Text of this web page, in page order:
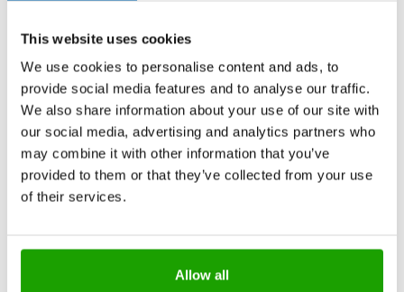
This website uses cookies
We use cookies to personalise content and ads, to
provide social media features and to analyse our traffic.
We also share information about your use of our site with
our social media, advertising and analytics partners who
may combine it with other information that you’ve
provided to them or that they’ve collected from your use
of their services.
Allow all
Mit der Verarbeitung meiner angegebenen Daten zum
Zweck der Bearbeitung meiner Anfrage bin ich
einverstanden. Mir ist bekannt, dass ich diese Einwilligung
jederzeit ohne Angabe von Gründen widerrufen kann.
reCAPTCHA